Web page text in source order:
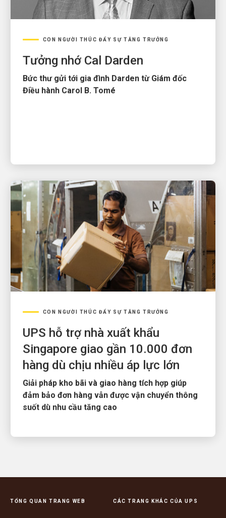
CON NGƯỜI THÚC ĐẨY SỰ TĂNG TRƯỞNG
Tưởng nhớ Cal Darden
Bức thư gửi tới gia đình Darden từ Giám đốc
Điều hành Carol B. Tomé
CON NGƯỜI THÚC ĐẨY SỰ TĂNG TRƯỞNG
UPS hỗ trợ nhà xuất khẩu
Singapore giao gần 10.000 đơn
hàng dù chịu nhiều áp lực lớn
Giải pháp kho bãi và giao hàng tích hợp giúp
đảm bảo đơn hàng vẫn được vận chuyển thông
suốt dù nhu cầu tăng cao
TỔNG QUAN TRANG WEB CÁC TRANG KHÁC CỦA UPS